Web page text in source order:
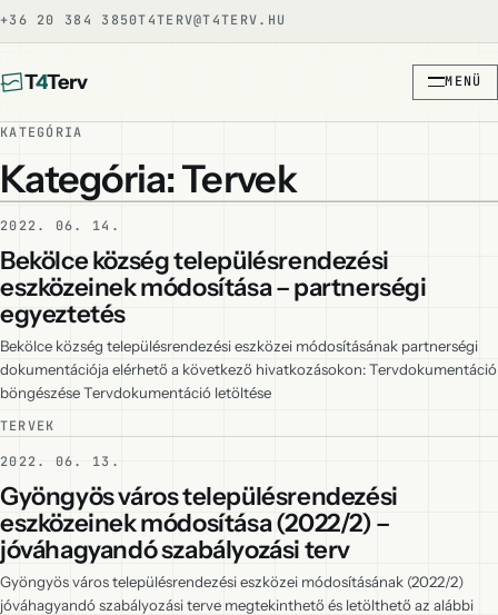
+36 20 384 3850T4TERV@T4TERV.HU
T4Terv MENÜ
KATEGÓRIA
Kategória: Tervek
2022. 06. 14.
Bekölce község településrendezési
eszközeinek módosítása – partnerségi
egyeztetés
Bekölce község településrendezési eszközei módosításának partnerségi
dokumentációja elérhető a következő hivatkozásokon: Tervdokumentáció
böngészése Tervdokumentáció letöltése
TERVEK
2022. 06. 13.
Gyöngyös város településrendezési
eszközeinek módosítása (2022/2) –
jóváhagyandó szabályozási terv
Gyöngyös város településrendezési eszközei módosításának (2022/2)
jóváhagyandó szabályozási terve megtekinthető és letölthető az alábbi